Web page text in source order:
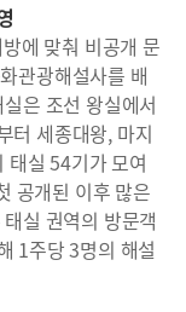
에 맞춰 비공개 문
관광해설사를 배
은 조선 왕실에서
터 세종대왕, 마지
태실 54기가 모여
공개된 이후 많은
실 권역의 방문객
1주당 3명의 해설